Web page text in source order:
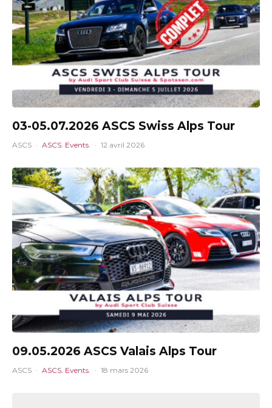
03-05.07.2026 ASCS Swiss Alps Tour
ASCS · ASCS. Events. · 12 avril 2026
09.05.2026 ASCS Valais Alps Tour
ASCS · ASCS. Events. · 18 mars 2026